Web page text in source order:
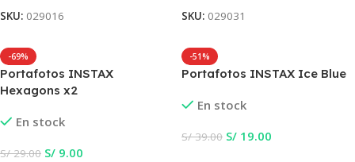
SKU: 029016
SKU: 029031
-69%
Portafotos INSTAX
Hexagons x2
En stock
S/29.00 S/ 9.00
-51%
Portafotos INSTAX Ice Blue
En stock
S/39.00 S/ 19.00